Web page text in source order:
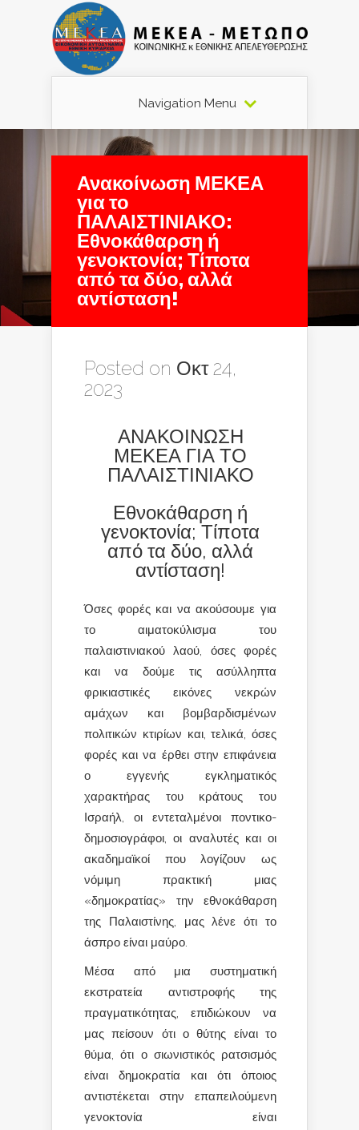
Navigation Menu
Ανακοίνωση ΜΕΚΕΑ
για το
ΠΑΛΑΙΣΤΙΝΙΑΚΟ:
Εθνοκάθαρση ή
γενοκτονία; Τίποτα
από τα δύο, αλλά
αντίσταση!
Posted on Οκτ 24,
2023
ΑΝΑΚΟΙΝΩΣΗ
ΜΕΚΕΑ ΓΙΑ ΤΟ
ΠΑΛΑΙΣΤΙΝΙΑΚΟ
Εθνοκάθαρση ή
γενοκτονία; Τίποτα
από τα δύο, αλλά
αντίσταση!
Όσες φορές και να ακούσουμε για
το αιματοκύλισμα του
παλαιστινιακού λαού, όσες φορές
και να δούμε τις ασύλληπτα
φρικιαστικές εικόνες νεκρών
αμάχων και βομβαρδισμένων
πολιτικών κτιρίων και, τελικά, όσες
φορές και να έρθει στην επιφάνεια
ο εγγενής εγκληματικός
χαρακτήρας του κράτους του
Ισραήλ, οι εντεταλμένοι ποντικο-
δημοσιογράφοι, οι αναλυτές και οι
ακαδημαϊκοί που λογίζουν ως
νόμιμη πρακτική μιας
«δημοκρατίας» την εθνοκάθαρση
της Παλαιστίνης, μας λένε ότι το
άσπρο είναι μαύρο.
Μέσα από μια συστηματική
εκστρατεία αντιστροφής της
πραγματικότητας, επιδιώκουν να
μας πείσουν ότι ο θύτης είναι το
θύμα, ότι ο σιωνιστικός ρατσισμός
είναι δημοκρατία και ότι όποιος
αντιστέκεται στην επαπειλούμενη
γενοκτονία είναι